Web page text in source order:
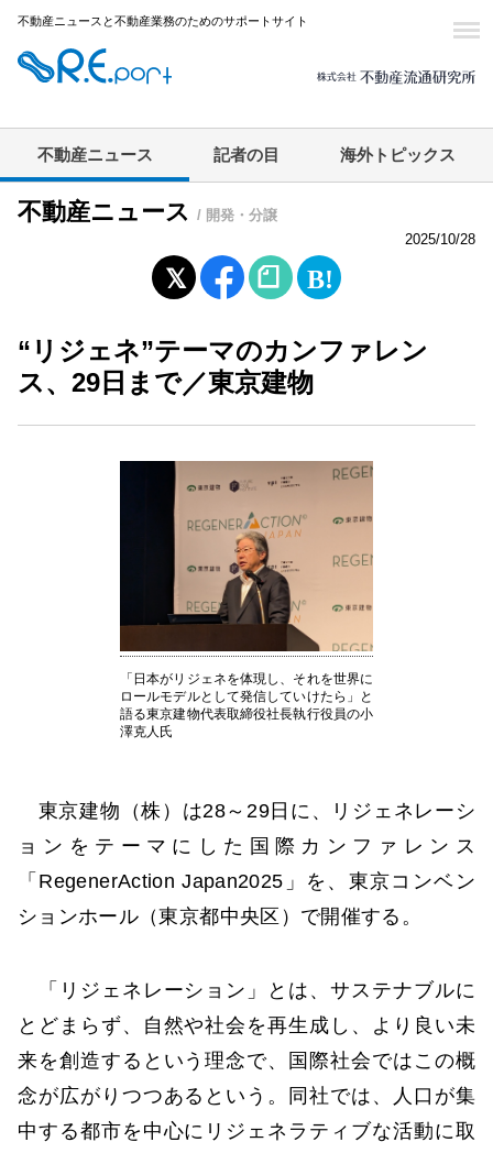
不動産ニュースと不動産業務のためのサポートサイト
不動産ニュース 記者の目 海外トピックス
不動産ニュース / 開発・分譲
2025/10/28
“リジェネ”テーマのカンファレン
ス、29日まで／東京建物
「日本がリジェネを体現し、それを世界に
ロールモデルとして発信していけたら」と
語る東京建物代表取締役社長執行役員の小
澤克人氏
東京建物（株）は28～29日に、リジェネレーシ
ョンをテーマにした国際カンファレンス
「RegenerAction Japan2025」を、東京コンベン
ションホール（東京都中央区）で開催する。
「リジェネレーション」とは、サステナブルに
とどまらず、自然や社会を再生成し、より良い未
来を創造するという理念で、国際社会ではこの概
念が広がりつつあるという。同社では、人口が集
中する都市を中心にリジェネラティブな活動に取